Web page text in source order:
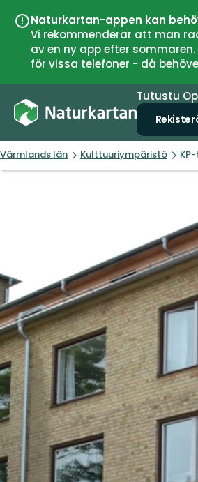
Naturkartan-appen kan
Vi rekommenderar att man
av en ny app efter
för vissa telefoner - då
Tutustu
Värmlands län Kulttuuriympäristö